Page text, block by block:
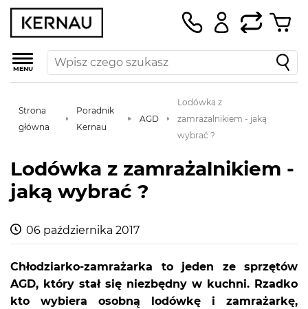
MENU
Strona
główna
Poradnik
Kernau
AGD
Lodówka z
zamrażalnikiem - jaką
wybrać ?
Lodówka z zamrażalnikiem -
jaką wybrać ?
06 października 2017
Chłodziarko-zamrażarka to jeden ze sprzętów
AGD, który stał się niezbędny w kuchni. Rzadko
kto wybiera osobną lodówkę i zamrażarkę,